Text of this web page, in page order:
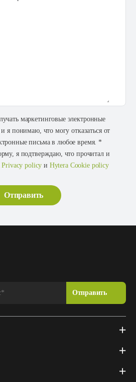
маркетинговые электронные
я понимаю, что могу отказаться от
письма в любое время. *
я подтверждаю, что прочитал и
Privacy policy и Hytera Cookie policy